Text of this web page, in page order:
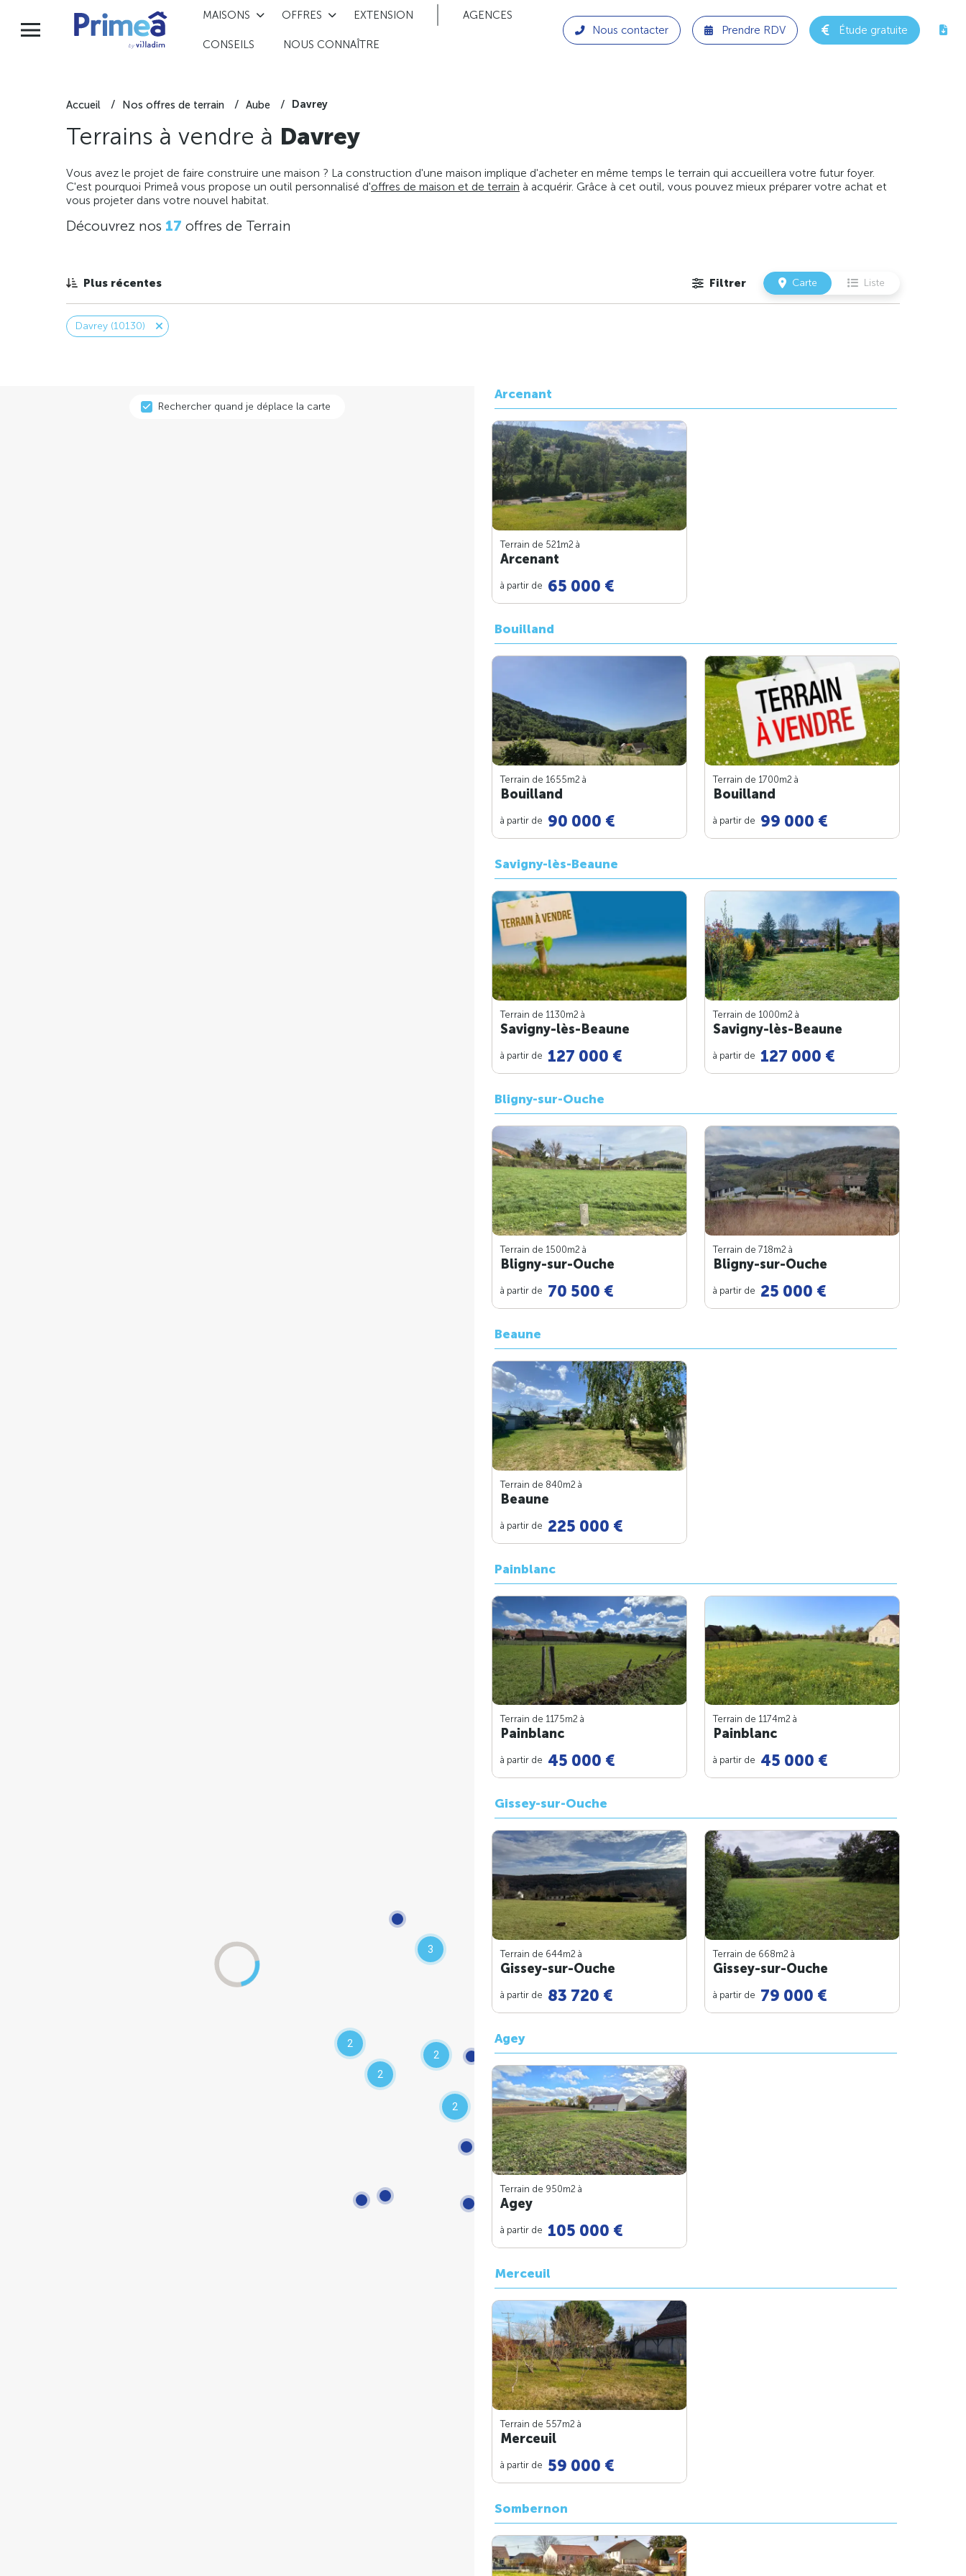
MAISONS OFFRES EXTENSION AGENCES
CONSEILS NOUS CONNAÎTRE
Nous contacter Prendre RDV Étude gratuite
Accueil Nos offres de terrain Aube Davrey
Terrains à vendre à Davrey
Vous avez le projet de faire construire une maison ? La construction d'une maison implique d'acheter en même temps le terrain qui accueillera votre futur foyer.
C'est pourquoi Primeâ vous propose un outil personnalisé d'offres de maison et de terrain à acquérir. Grâce à cet outil, vous pouvez mieux préparer votre achat et
vous projeter dans votre nouvel habitat.
Découvrez nos 17 offres de Terrain
Plus récentes Filtrer Carte Liste
Davrey (10130)
3
2
2
2
2
Rechercher quand je déplace la carte
Arcenant
Terrain de 521m2 à
Arcenant
à partir de 65 000 €
Bouilland
Terrain de 1655m2 à
Bouilland
à partir de 90 000 €
Terrain de 1700m2 à
Bouilland
à partir de 99 000 €
Savigny-lès-Beaune
Terrain de 1130m2 à
Savigny-lès-Beaune
à partir de 127 000 €
Terrain de 1000m2 à
Savigny-lès-Beaune
à partir de 127 000 €
Bligny-sur-Ouche
Terrain de 1500m2 à
Bligny-sur-Ouche
à partir de 70 500 €
Terrain de 718m2 à
Bligny-sur-Ouche
à partir de 25 000 €
Beaune
Terrain de 840m2 à
Beaune
à partir de 225 000 €
Painblanc
Terrain de 1175m2 à
Painblanc
à partir de 45 000 €
Terrain de 1174m2 à
Painblanc
à partir de 45 000 €
Gissey-sur-Ouche
Terrain de 644m2 à
Gissey-sur-Ouche
à partir de 83 720 €
Terrain de 668m2 à
Gissey-sur-Ouche
à partir de 79 000 €
Agey
Terrain de 950m2 à
Agey
à partir de 105 000 €
Merceuil
Terrain de 557m2 à
Merceuil
à partir de 59 000 €
Sombernon